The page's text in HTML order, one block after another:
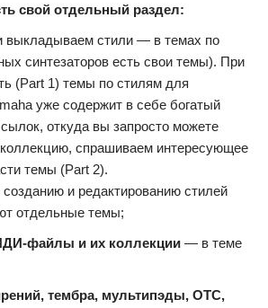
свой отдельный раздел:
выкладываем стили — в темах по
синтезаторов есть свои темы). При
(Part 1) темы по стилям для
уже содержит в себе богатый
откуда вы запросто можете
спрашиваем интересующее
темы (Part 2).
и редактированию стилей
отдельные темы;
файлы и их коллекции — в теме
тембра, мультипэды, ОТС,